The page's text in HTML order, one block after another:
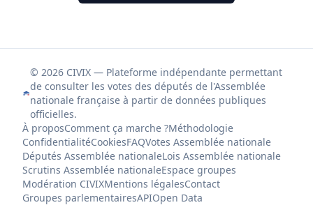
© 2026 CIVIX — Plateforme indépendante permettant
de consulter les votes des députés de l'Assemblée
nationale française à partir de données publiques
officielles.
À proposComment ça marche ?Méthodologie
ConfidentialitéCookiesFAQVotes Assemblée nationale
Députés Assemblée nationaleLois Assemblée nationale
Scrutins Assemblée nationaleEspace groupes
Modération CIVIXMentions légalesContact
Groupes parlementairesAPIOpen Data